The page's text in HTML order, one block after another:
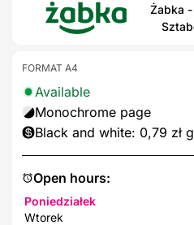
Żabka -
Open hours:
Poniedziałek
Wtorek
FORMAT A4
Available
Monochrome page
Black and white: 0,79 zł